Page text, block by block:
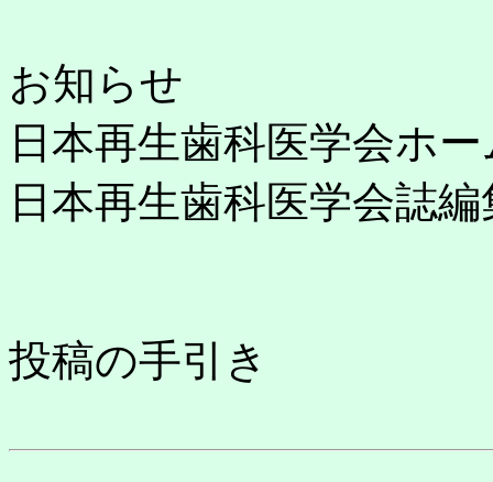
お知らせ
日本再生歯科医学会ホ
日本再生歯科医学会誌
投稿の手引き